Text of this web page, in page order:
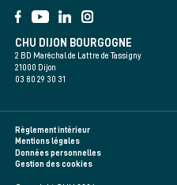
CHU DIJON BOURGOGNE
2 BD Maréchal de Lattre de Tassigny
21000 Dijon
03 80 29 30 31
Règlement intérieur
Mentions légales
Données personnelles
Gestion des cookies